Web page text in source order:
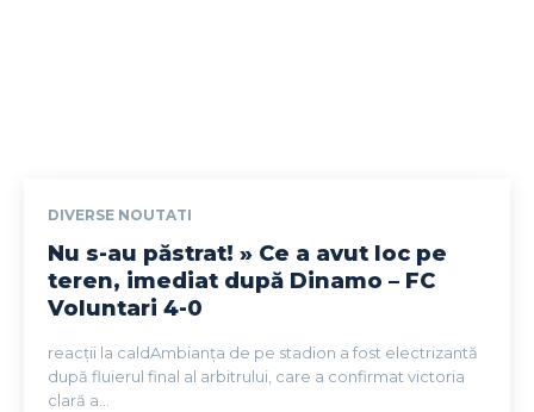
DIVERSE NOUTATI
Nu s-au păstrat! » Ce a avut loc pe
teren, imediat după Dinamo – FC
Voluntari 4-0
reacții la caldAmbianța de pe stadion a fost electrizantă
după fluierul final al arbitrului, care a confirmat victoria
clară a...